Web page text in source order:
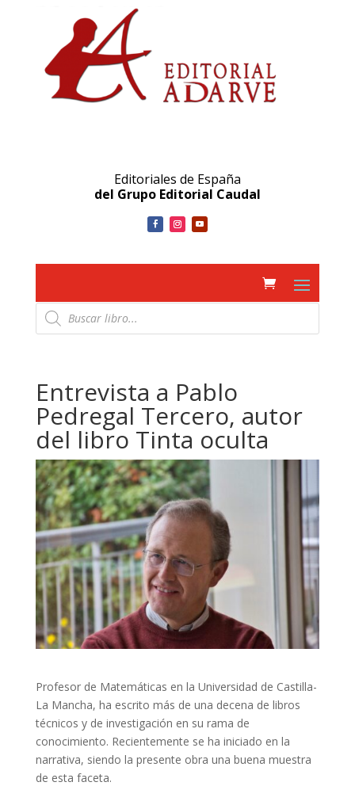
Editoriales de España
del Grupo Editorial Caudal
Búsqueda
de
productos
Entrevista a Pablo
Pedregal Tercero, autor
del libro Tinta oculta
Profesor de Matemáticas en la Universidad de Castilla-
La Mancha, ha escrito más de una decena de libros
técnicos y de investigación en su rama de
conocimiento. Recientemente se ha iniciado en la
narrativa, siendo la presente obra una buena muestra
de esta faceta.